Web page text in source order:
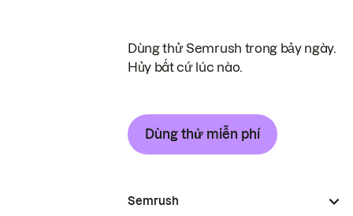
Dùng thử Semrush trong bảy ngày.
Hủy bất cứ lúc nào.
Dùng thử miễn phí
Semrush